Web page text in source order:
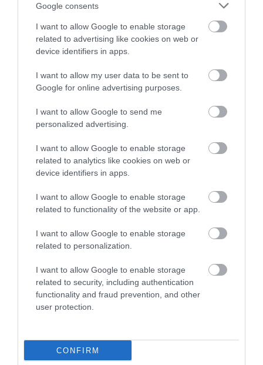
Google consents
I want to allow Google to enable storage
related to advertising like cookies on web or
device identifiers in apps.
I want to allow my user data to be sent to
Google for online advertising purposes.
I want to allow Google to send me
personalized advertising.
I want to allow Google to enable storage
related to analytics like cookies on web or
device identifiers in apps.
I want to allow Google to enable storage
related to functionality of the website or app.
I want to allow Google to enable storage
related to personalization.
I want to allow Google to enable storage
related to security, including authentication
functionality and fraud prevention, and other
user protection.
CONFIRM
BE ÉS ÓVADÉKOT KÉR,
AZONNAL GYANAKODJ
2026. AUGUSZTUS 10.
APP HISZI MAGÁRÓL, HOGY
MINDENKI 23 ÉVES